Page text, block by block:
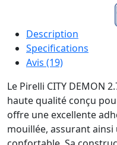
Description
Specifications
Avis (19)
Le Pirelli CITY DEMON
haute qualité conçu
offre une excellente
mouillée, assurant